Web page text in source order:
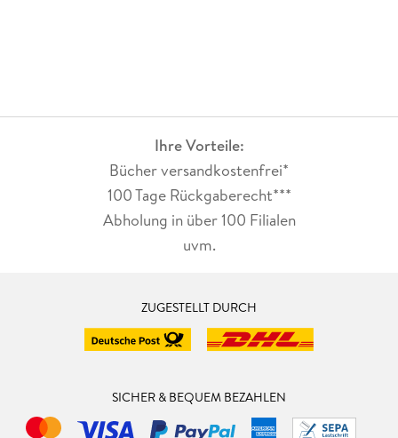
Ihre Vorteile:
Bücher versandkostenfrei*
100 Tage Rückgaberecht***
Abholung in über 100 Filialen
uvm.
ZUGESTELLT DURCH
SICHER & BEQUEM BEZAHLEN